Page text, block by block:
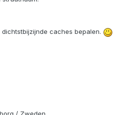
caches bepalen.